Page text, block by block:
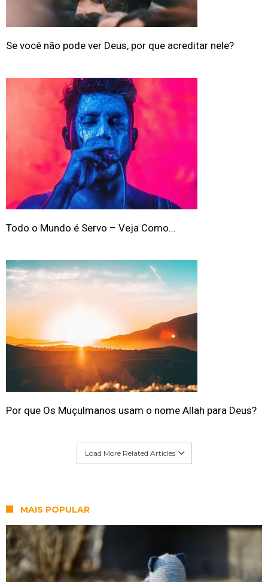
Se você não pode ver Deus, por que acreditar nele?
Todo o Mundo é Servo – Veja Como…
Por que Os Muçulmanos usam o nome Allah para Deus?
Load More Related Articles
MAIS POPULAR